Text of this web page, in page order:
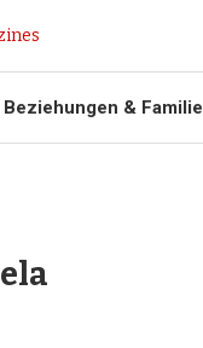
Beziehungen & Familie